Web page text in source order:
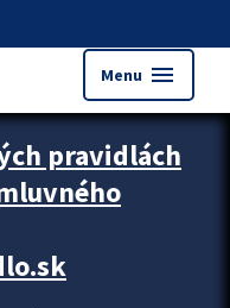
Menu menu
pravidlách